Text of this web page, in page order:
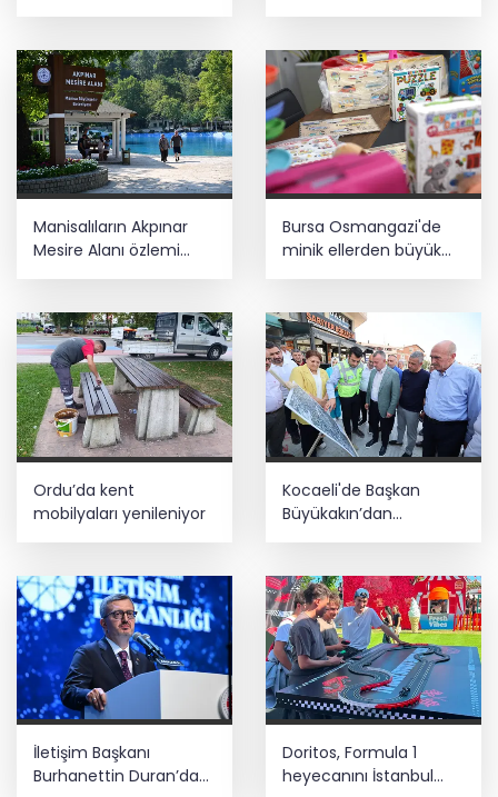
milyon dolar
Manisalıların Akpınar
Mesire Alanı özlemi
sona erdi
Bursa Osmangazi'de
minik ellerden büyük
dayanışma
Ordu’da kent
mobilyaları yenileniyor
Kocaeli'de Başkan
Büyükakın’dan
İletişim Başkanı
Burhanettin Duran’dan
Doritos, Formula 1
heyecanını İstanbul